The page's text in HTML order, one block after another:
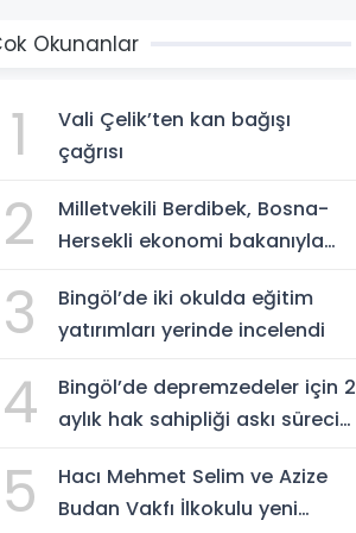
Okunanlar
1
Vali Çelik’ten kan bağışı
çağrısı
2
Milletvekili Berdibek, Bosna-
Hersekli ekonomi bakanıyla
3
Bingöl’de iki okulda eğitim
yatırımları yerinde incelendi
4
Bingöl’de depremzedeler için 2
aylık hak sahipliği askı süreci
5
Hacı Mehmet Selim ve Azize
Budan Vakfı İlkokulu yeni